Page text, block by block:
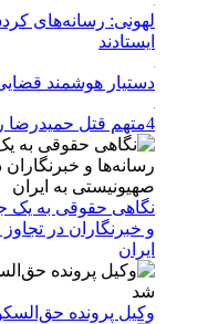
لهونی: رسانه‌های
ایستادند
دستیار هوشمند
4متهم قتل حمیدرضا رجب‌زاده دستگیر شدند
نگاهی حقوقی به یک
و خبرنگاران در
ایران
وکیل پرونده